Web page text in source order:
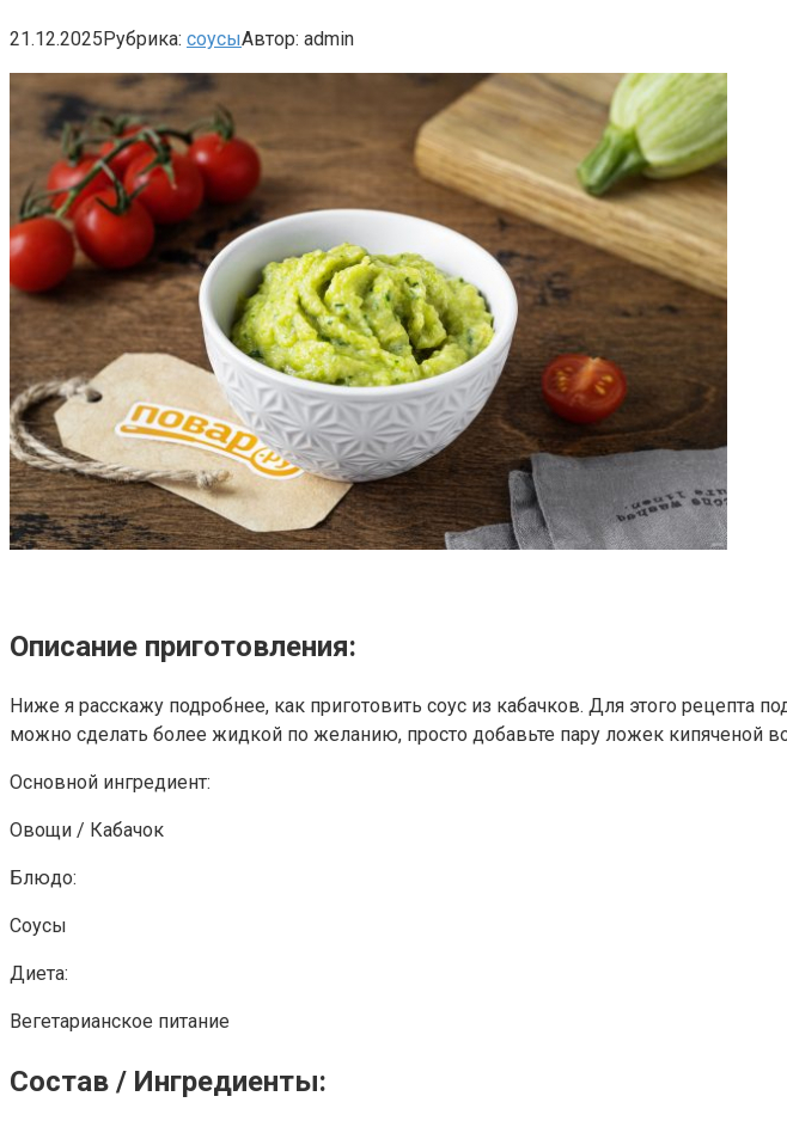
21.12.2025Рубрика: соусыАвтор: admin
Описание приготовления:
Ниже я расскажу подробнее, как приготовить соус из кабачков. Для этого
можно сделать более жидкой по желанию, просто добавьте пару ложек кипяченой
Основной ингредиент:
Овощи / Кабачок
Блюдо:
Соусы
Диета:
Вегетарианское питание
Состав / Ингредиенты: